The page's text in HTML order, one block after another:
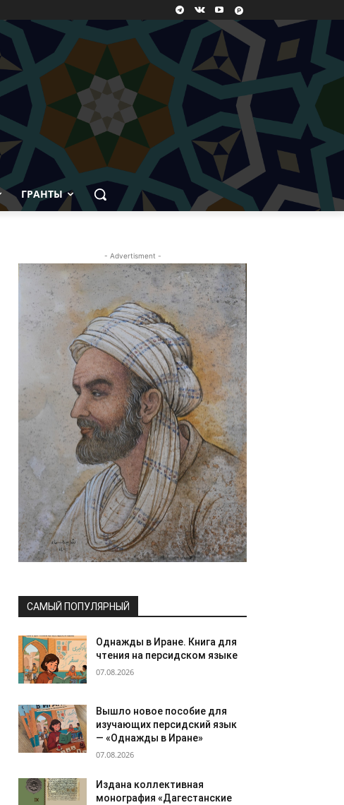
ГРАНТЫ
- Advertisment -
САМЫЙ ПОПУЛЯРНЫЙ
Однажды в Иране. Книга для
чтения на персидском языке
07.08.2026
Вышло новое пособие для
изучающих персидский язык
— «Однажды в Иране»
07.08.2026
Издана коллективная
монография «Дагестанские